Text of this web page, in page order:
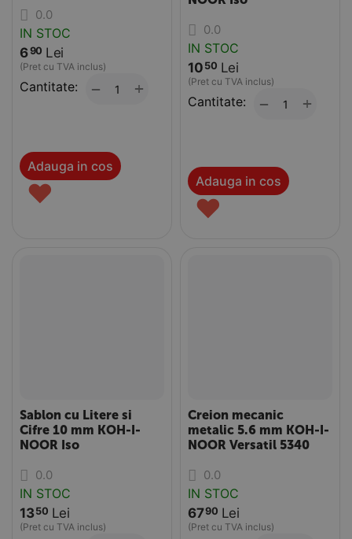
0.0
IN STOC
690 Lei
(Pret cu TVA inclus)
Cantitate: +
−
Adauga in cos
♥
0.0
IN STOC
10 50 Lei
(Pret cu TVA inclus)
Cantitate: +
−
Adauga in cos
♥
Sablon cu Litere si
Cifre 10 mm KOH-I-
NOOR Iso
0.0
IN STOC
1350 Lei
(Pret cu TVA inclus)
Creion mecanic
metalic 5.6 mm KOH-I-
NOOR Versatil 5340
0.0
IN STOC
6790 Lei
(Pret cu TVA inclus)